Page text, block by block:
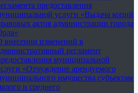
предоставления
услуги «Выдача копий
актов администрации города
внесении изменений в
регламент
муниципальной
«Отчуждение арендуемого
имущества субъектам
и среднего